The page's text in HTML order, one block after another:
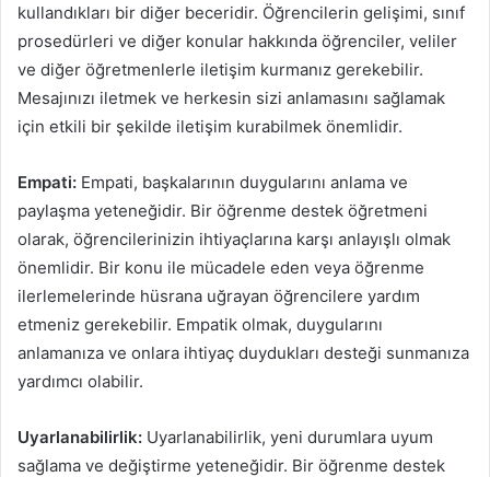
kullandıkları bir diğer beceridir. Öğrencilerin gelişimi, sınıf
prosedürleri ve diğer konular hakkında öğrenciler, veliler
ve diğer öğretmenlerle iletişim kurmanız gerekebilir.
Mesajınızı iletmek ve herkesin sizi anlamasını sağlamak
için etkili bir şekilde iletişim kurabilmek önemlidir.
Empati: Empati, başkalarının duygularını anlama ve
paylaşma yeteneğidir. Bir öğrenme destek öğretmeni
olarak, öğrencilerinizin ihtiyaçlarına karşı anlayışlı olmak
önemlidir. Bir konu ile mücadele eden veya öğrenme
ilerlemelerinde hüsrana uğrayan öğrencilere yardım
etmeniz gerekebilir. Empatik olmak, duygularını
anlamanıza ve onlara ihtiyaç duydukları desteği sunmanıza
yardımcı olabilir.
Uyarlanabilirlik: Uyarlanabilirlik, yeni durumlara uyum
sağlama ve değiştirme yeteneğidir. Bir öğrenme destek